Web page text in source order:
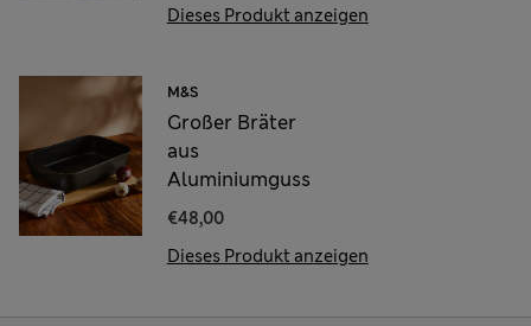
Dieses Produkt anzeigen
M&S
Großer Bräter
aus
Aluminiumguss
€48,00
Dieses Produkt anzeigen